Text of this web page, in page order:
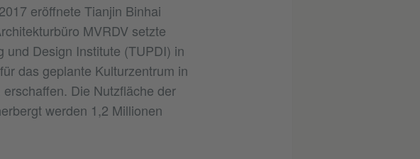
eröffnete Tianjin Binhai
MVRDV setzte
und Design Institute (TUPDI) in
das geplante Kulturzentrum in
Die Nutzfläche der
werden 1,2 Millionen